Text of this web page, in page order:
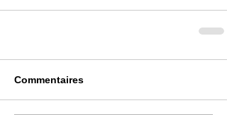
Commentaires